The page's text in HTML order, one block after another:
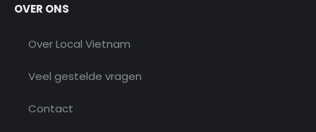
OVER ONS
Over Local Vietnam
Veel gestelde vragen
Contact